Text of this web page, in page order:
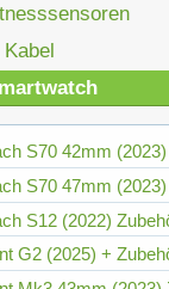
S70 42mm
S70 47mm
S12 (2022)
G2 (2025) +